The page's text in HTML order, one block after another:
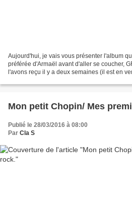
Aujourd'hui, je vais vous présenter l'album
préférée d'Armaël avant d'aller se coucher,
l'avons reçu il y a deux semaines (il est en
Mon petit Chopin/ Mes
Publié le 28/03/2016 à 08:00
Par Cla S